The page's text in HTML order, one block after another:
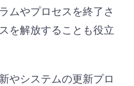
ムやプロセスを終了さ
を解放することも役立
やシステムの更新プロ